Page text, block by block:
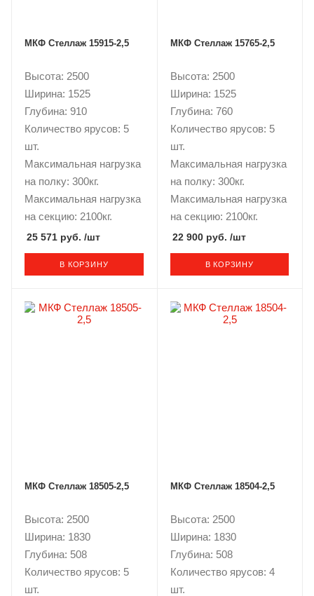
МКФ Стеллаж 15915-2,5
Высота: 2500
Ширина: 1525
Глубина: 910
Количество ярусов: 5
шт.
Максимальная нагрузка
на полку: 300кг.
Максимальная нагрузка
на секцию: 2100кг.
25 571 руб. /шт
В КОРЗИНУ
МКФ Стеллаж 15765-2,5
Высота: 2500
Ширина: 1525
Глубина: 760
Количество ярусов: 5
шт.
Максимальная нагрузка
на полку: 300кг.
Максимальная нагрузка
на секцию: 2100кг.
22 900 руб. /шт
В КОРЗИНУ
МКФ Стеллаж 18505-2,5
Высота: 2500
Ширина: 1830
Глубина: 508
Количество ярусов: 5
шт.
МКФ Стеллаж 18504-2,5
Высота: 2500
Ширина: 1830
Глубина: 508
Количество ярусов: 4
шт.